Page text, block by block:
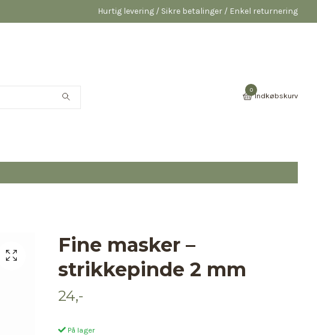
Hurtig levering / Sikre betalinger / Enkel returnering
0
Indkøbskurv
Fine masker –
strikkepinde 2 mm
24,-
På lager